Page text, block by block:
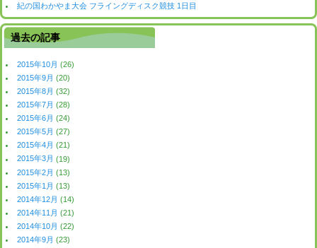
紀の国わかやま大会 フライングディスク競技 1日目
過去の記事
2015年10月 (26)
2015年9月 (20)
2015年8月 (32)
2015年7月 (28)
2015年6月 (24)
2015年5月 (27)
2015年4月 (21)
2015年3月 (19)
2015年2月 (13)
2015年1月 (13)
2014年12月 (14)
2014年11月 (21)
2014年10月 (22)
2014年9月 (23)